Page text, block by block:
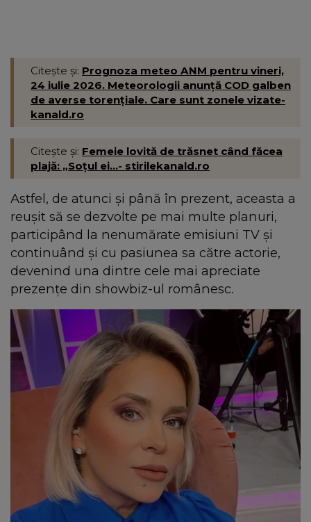
Citește și: Prognoza meteo ANM pentru vineri,
24 iulie 2026. Meteorologii anunță COD galben
de averse torențiale. Care sunt zonele vizate-
kanald.ro
Citește și: Femeie lovită de trăsnet când făcea
plajă: „Soțul ei...- stirilekanald.ro
Astfel, de atunci și până în prezent, aceasta a
reușit să se dezvolte pe mai multe planuri,
participând la nenumărate emisiuni TV și
continuând și cu pasiunea sa către actorie,
devenind una dintre cele mai apreciate
prezențe din showbiz-ul românesc.